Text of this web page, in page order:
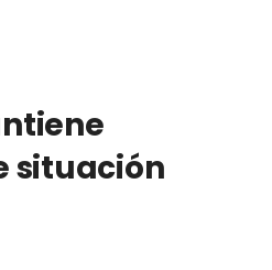
situación